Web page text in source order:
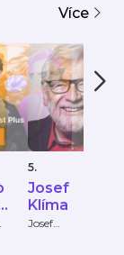
Více
5.
Josef
Klíma
Josef